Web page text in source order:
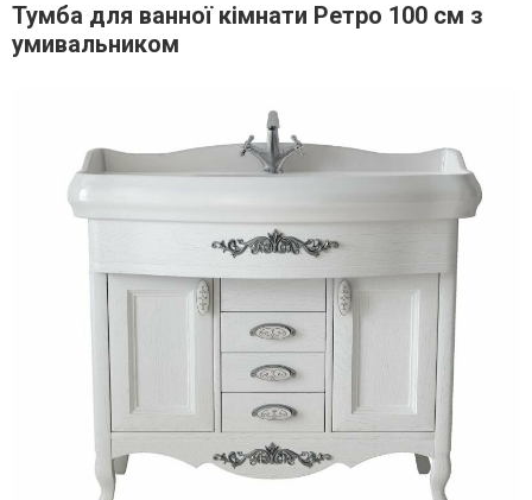
Тумба для ванної кімнати Ретро 100 см з
умивальником